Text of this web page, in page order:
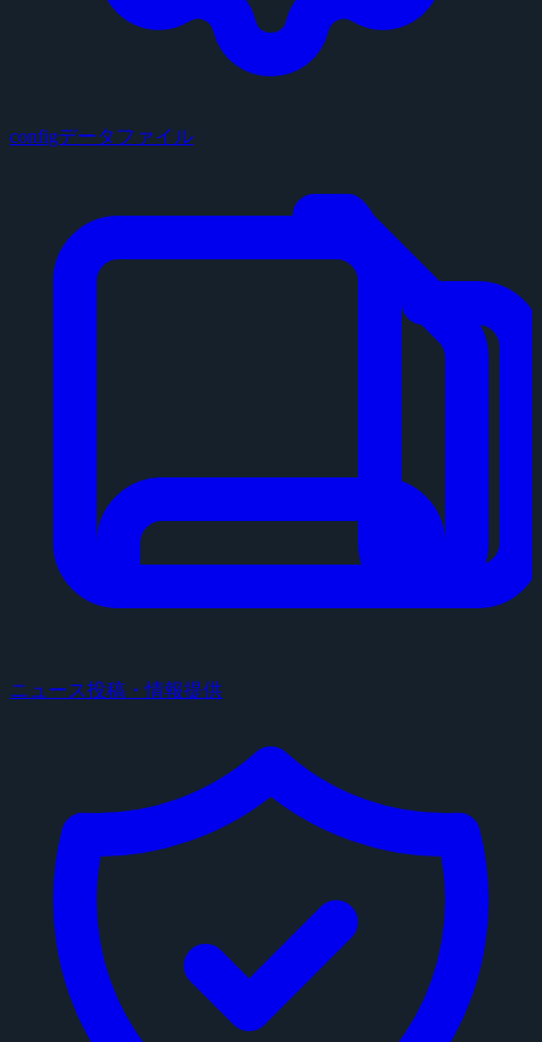
configデータファイル
ニュース投稿・情報提供